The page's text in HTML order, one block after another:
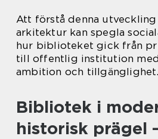
Att förstå denna
arkitektur kan spegla
hur biblioteket gick från
till offentlig institution
ambition och tillgänglighet.
Bibliotek i
historisk prägel